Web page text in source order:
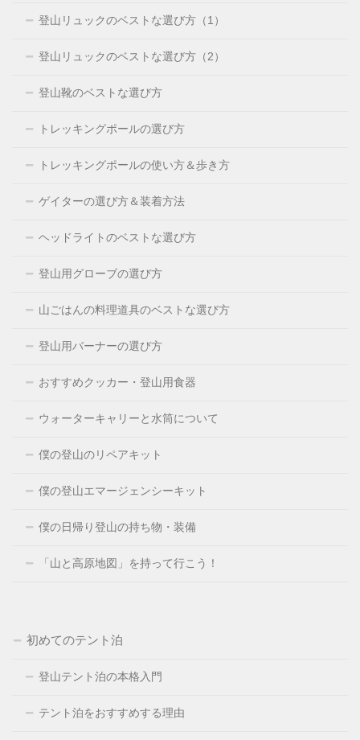
登山リュックのベストな選び方（1）
登山リュックのベストな選び方（2）
登山靴のベストな選び方
トレッキングポールの選び方
トレッキングポールの使い方＆歩き方
ゲイターの選び方＆装着方法
ヘッドライトのベストな選び方
登山用グローブの選び方
山ごはんの料理道具のベストな選び方
登山用バーナーの選び方
おすすめクッカー・登山用食器
ウォーターキャリーと水筒について
僕の登山のリペアキット
僕の登山エマージェンシーキット
僕の日帰り登山の持ち物・装備
「山と高原地図」を持って行こう！
初めてのテント泊
登山テント泊の本格入門
テント泊をおすすめする理由